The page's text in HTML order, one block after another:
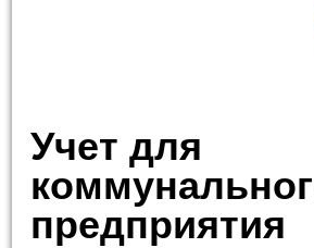
Учет для
предприятия